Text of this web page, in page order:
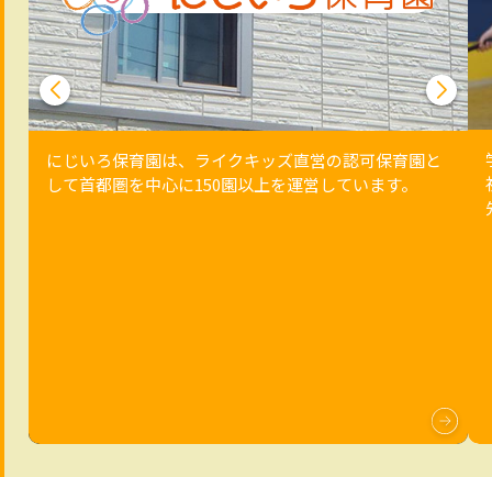
にじいろ保育園は、ライクキッズ直営の認可保育園と
して首都圏を中心に150園以上を運営しています。